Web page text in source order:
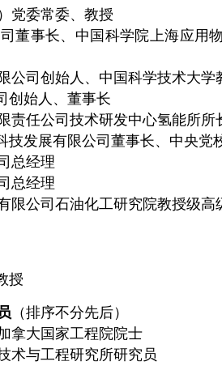
党委常委、教授
董事长、中国科学院上海应用
公司创始人、中国科学技术大学
创始人、董事长
责任公司技术研发中心氢能所所
发展有限公司董事长、中央党
总经理
总经理
限公司石油化工研究院教授级高
授
（排序不分先后）
拿大国家工程院院士
术与工程研究所研究员